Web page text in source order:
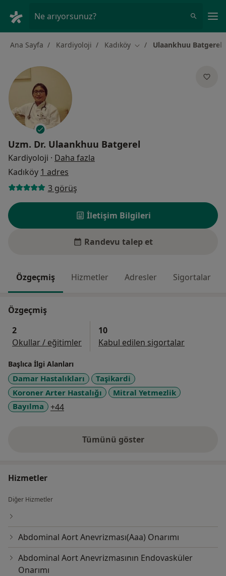
Ne arıyorsunuz?
Ana Sayfa Kardiyoloji Kadıköy Şehir değiştir
Ulaankhuu Batgerel
Uzm. Dr. Ulaankhuu Batgerel
Kardiyoloji · Daha fazla
Kadıköy 1 adres
3 görüş
İletişim Bilgileri
Randevu talep et
Özgeçmiş Hizmetler Adresler Sigortalar
Özgeçmiş
2
Okullar / eğitimler
10
Kabul edilen sigortalar
Başlıca İlgi Alanları
Damar Hastalıkları
Taşikardi
Koroner Arter Hastalığı
Mitral Yetmezlik
Bayılma
+44a11y_sr_more_diseases
Tümünü gösterdeneyim hakkında
Hizmetler
Diğer Hizmetler
Abdominal Aort Anevrizması(Aaa) Onarımı
Abdominal Aort Anevrizmasının Endovasküler
Onarımı